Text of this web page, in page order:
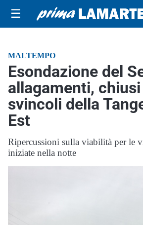
☰
MALTEMPO
Esondazione del
allagamenti,
svincoli della
Est
Ripercussioni sulla viabilità per le
iniziate nella notte